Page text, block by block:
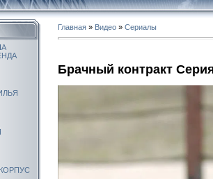
Главная » Видео » Сериалы
Брачный контракт